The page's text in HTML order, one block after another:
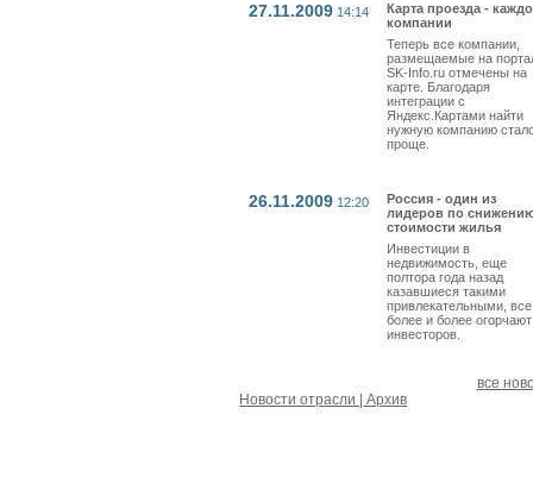
27.11.2009 14:14
Карта проезда -
компании
Теперь все компании,
размещаемые на
SK-Info.ru отмечены на
карте. Благодаря
интеграции с
Яндекс.Картами найти
нужную компанию
проще.
26.11.2009 12:20
Россия - один из
лидеров по
стоимости жилья
Инвестиции в
недвижимость, еще
полтора года назад
казавшиеся такими
привлекательными, все
более и более огорчают
инвесторов.
все
Новости отрасли | Архив